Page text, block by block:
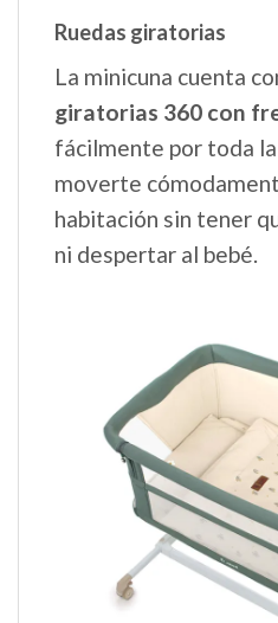
Ruedas giratorias
La minicuna cuenta
giratorias 360 con
fácilmente por toda la
moverte
habitación sin tener
ni despertar al bebé.